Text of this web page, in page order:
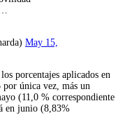
May 15,
porcentajes aplicados en
única vez, más un
(11,0 % correspondiente
en junio (8,83%